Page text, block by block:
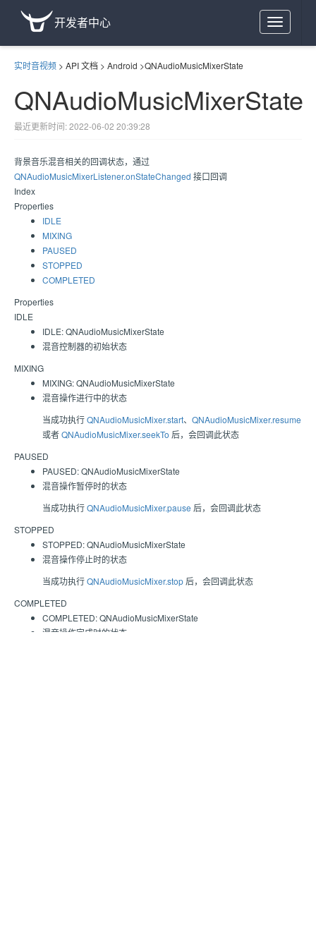
Toggle
navigation
开发者中心
实时音视频 > API 文档 > Android >QNAudioMusicMixerState
QNAudioMusicMixerState
最近更新时间: 2022-06-02 20:39:28
背景音乐混音相关的回调状态，通过
QNAudioMusicMixerListener.onStateChanged 接口回调
Index
Properties
IDLE
MIXING
PAUSED
STOPPED
COMPLETED
Properties
IDLE
IDLE: QNAudioMusicMixerState
混音控制器的初始状态
MIXING
MIXING: QNAudioMusicMixerState
混音操作进行中的状态
当成功执行QNAudioMusicMixer.start、 QNAudioMusicMixer.resume
或者QNAudioMusicMixer.seekTo 后，会回调此状态
PAUSED
PAUSED: QNAudioMusicMixerState
混音操作暂停时的状态
当成功执行QNAudioMusicMixer.pause 后，会回调此状态
STOPPED
STOPPED: QNAudioMusicMixerState
混音操作停止时的状态
当成功执行QNAudioMusicMixer.stop 后，会回调此状态
COMPLETED
COMPLETED: QNAudioMusicMixerState
混音操作完成时的状态